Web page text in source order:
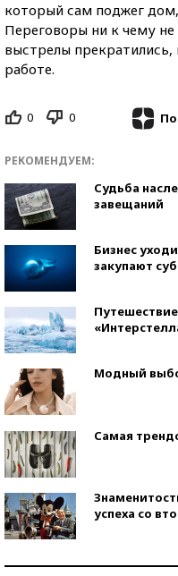
который сам поджег дом,
Переговоры ни к чему
выстрелы
работе.
0 0
РЕКОМЕНДУЕМ:
Судьба
завещаний
Бизнес
закупают
Модный
Самая
успеха со